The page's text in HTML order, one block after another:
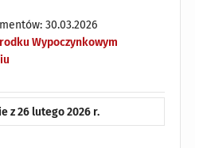
30.03.2026
Wypoczynkowym
z 26 lutego 2026 r.